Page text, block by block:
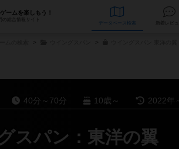
ームを楽しもう！
の総合情報サイト
データベース
40分～70分 10歳～ 2022年
スパン：東洋の翼